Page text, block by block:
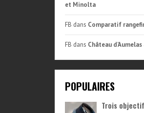
et Minolta
FB dans Comparatif
FB dans Château
POPULAIRES
Trois